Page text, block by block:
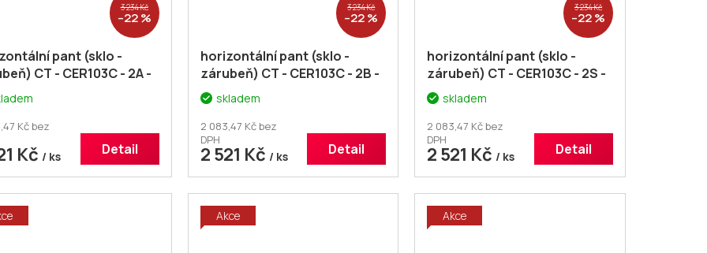
3 234 Kč
–22 %
pant (sklo -
CT - CER103C - 2A -
Kč bez
Kč / ks Detail
3 234 Kč
–22 %
horizontální pant (sklo -
zárubeň) CT - CER103C - 2B -
pár skladem
2 083,47 Kč bez
DPH
2 521 Kč / ks Detail
3 234 Kč
–22 %
horizontální pant (sklo -
zárubeň) CT - CER103C - 2S -
pár skladem
2 083,47 Kč bez
DPH
2 521 Kč / ks Detail
Akce Akce